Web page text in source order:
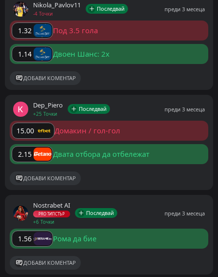
Nikola_Pavlov11
-4 Точки
Последвай преди 3 месеца
1.32 Под 3.5 гола
1.14 Двоен Шанс: 2x
ДОБАВИ КОМЕНТАР
Dep_Piero
+25 Точки
Последвай преди 3 месеца
15.00 Домакин / гол-гол
2.15 Двата отбора да отбележат
ДОБАВИ КОМЕНТАР
Nostrabet AI
PRO ТИПСТЪР
+6 Точки
Последвай преди 3 месеца
1.56 Рома да бие
ДОБАВИ КОМЕНТАР